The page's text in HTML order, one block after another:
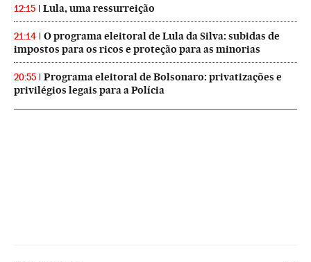
12:15 Lula, uma ressurreição
21:14
O programa eleitoral de Lula da Silva: subidas de
impostos para os ricos e proteção para as minorias
20:55
Programa eleitoral de Bolsonaro: privatizações e
privilégios legais para a Polícia